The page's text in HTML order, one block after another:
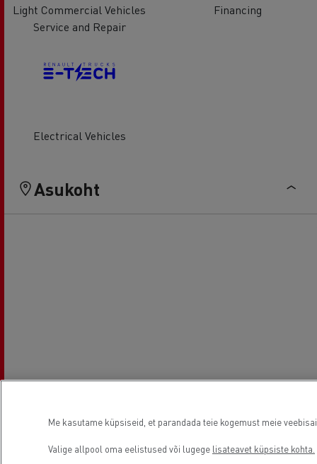
Light Commercial Vehicles
Service and Repair
Financing
Electrical Vehicles
Asukoht
Me kasutame küpsiseid, et parandada teie kogemust meie
Valige allpool oma eelistused või lugege lisateavet küpsiste kohta.